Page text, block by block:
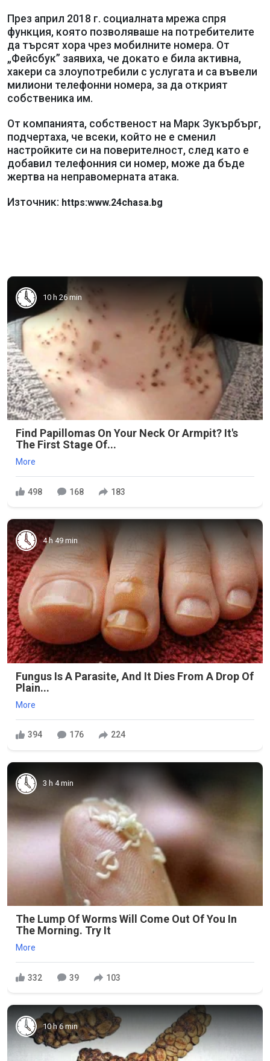
През април 2018 г. социалната мрежа спря
функция, която позволяваше на потребителите
да търсят хора чрез мобилните номера. От
„Фейсбук” заявиха, че докато е била активна,
хакери са злоупотребили с услугата и са въвели
милиони телефонни номера, за да открият
собственика им.
От компанията, собственост на Марк Зукърбърг,
подчертаха, че всеки, който не е сменил
настройките си на поверителност, след като е
добавил телефонния си номер, може да бъде
жертва на неправомерната атака.
Източник: https:www.24chasa.bg
10 h 26 min
Find Papillomas On Your Neck Or Armpit? It's
The First Stage Of...
More
498 168 183
4 h 49 min
Fungus Is A Parasite, And It Dies From A Drop Of
Plain...
More
394 176 224
3 h 4 min
The Lump Of Worms Will Come Out Of You In
The Morning. Try It
More
332 39 103
10 h 6 min